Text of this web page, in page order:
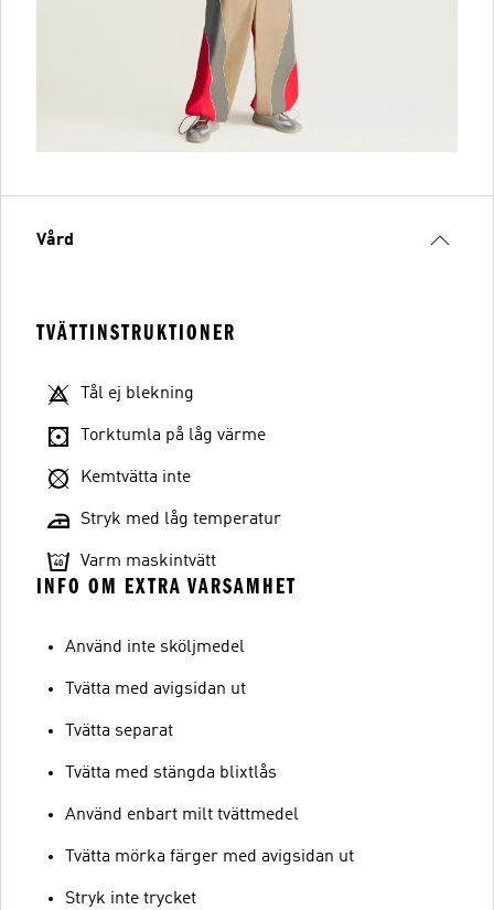
Vård
TVÄTTINSTRUKTIONER
Tål ej blekning
Torktumla på låg värme
Kemtvätta inte
Stryk med låg temperatur
Varm maskintvätt
INFO OM EXTRA VARSAMHET
Använd inte sköljmedel
Tvätta med avigsidan ut
Tvätta separat
Tvätta med stängda blixtlås
Använd enbart milt tvättmedel
Tvätta mörka färger med avigsidan ut
Stryk inte trycket